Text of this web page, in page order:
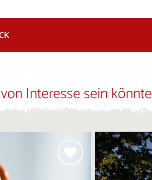
Interesse sein könnte